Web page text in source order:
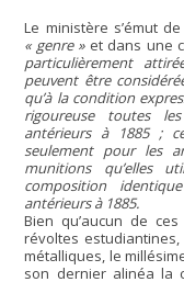
Le ministère s’émut
« genre »et dans une
particulièrement
peuvent être
qu’à la condition
rigoureuse toutes
antérieurs à 1885 ;
seulement pour les
munitions qu’elles
composition
antérieurs à 1885.
Bien qu’aucun de
révoltes
métalliques, le
son dernier alinéa la